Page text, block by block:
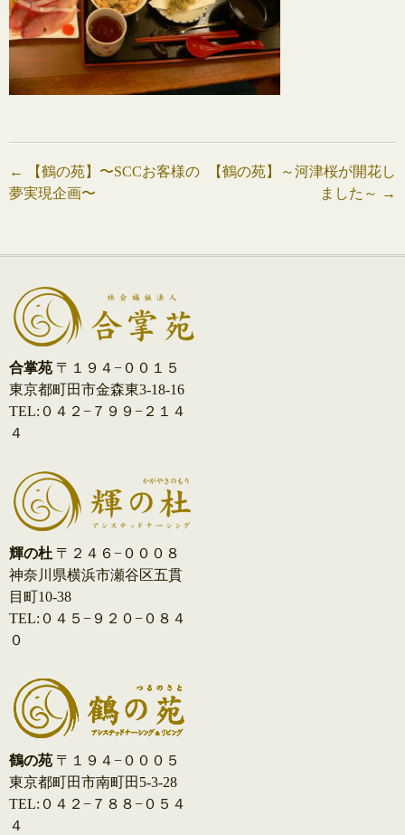
投
ナ
ビ
ゲ
ー
シ
ョ
←
【鶴の苑】〜SCCお客様の
夢実現企画〜
【鶴の苑】～河津桜が開花し
ました～ →
合掌苑 〒１９４−００１５
東京都町田市金森東3-18-16
TEL:０４２−７９９−２１４
４
輝の杜 〒２４６−０００８
神奈川県横浜市瀬谷区五貫
目町10-38
TEL:０４５−９２０−０８４
０
鶴の苑 〒１９４−０００５
東京都町田市南町田5-3-28
TEL:０４２−７８８−０５４
４